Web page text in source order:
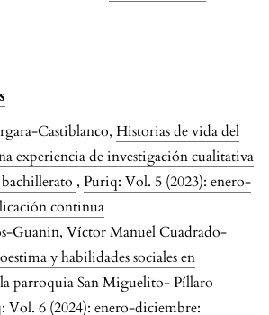
Castiblanco, Historias de vida del
experiencia de investigación cualitativa
, Puriq: Vol. 5 (2023): enero-
continua
Guanin, Víctor Manuel Cuadrado-
y habilidades sociales en
la parroquia San Miguelito- Píllaro
Vol. 6 (2024): enero-diciembre: